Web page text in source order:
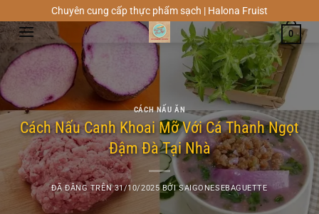
đến
nội
dung
Chuyên cung cấp thực phẩm sạch | Halona Fruist
0
CÁCH NẤU ĂN
Cách Nấu Canh Khoai Mỡ Với Cá Thanh Ngọt
Đậm Đà Tại Nhà
ĐÃ ĐĂNG TRÊN31/10/2025 BỞISAIGONESEBAGUETTE